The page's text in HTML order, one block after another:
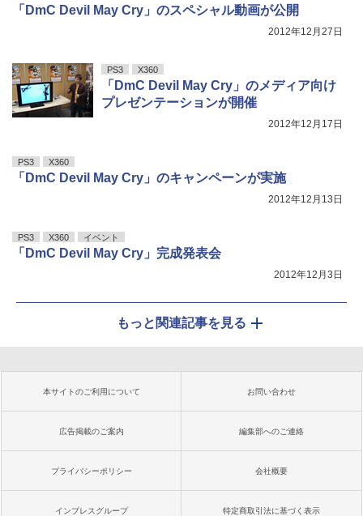
「DmC Devil May Cry」のスペシャル動画が公開
2012年12月27日
PS3 X360
「DmC Devil May Cry」のメディア向け
プレゼンテーションが開催
2012年12月17日
PS3 X360
「DmC Devil May Cry」のキャンペーンが実施
2012年12月13日
PS3 X360 イベント
「DmC Devil May Cry」完成発表会
2012年12月3日
もっと関連記事を見る
本サイトのご利用について お問い合わせ
広告掲載のご案内 編集部へのご連絡
プライバシーポリシー 会社概要
インプレスグループ 特定商取引法に基づく表示